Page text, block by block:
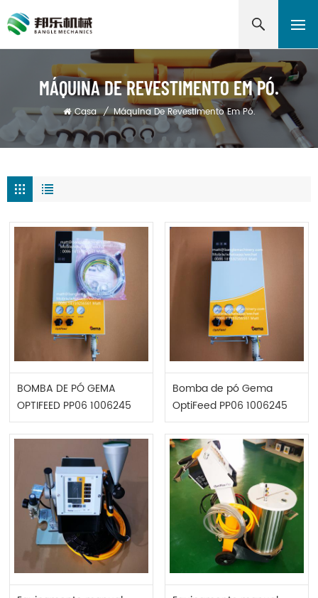
MÁQUINA DE REVESTIMENTO EM PÓ.
Casa / Máquina De Revestimento Em Pó.
BOMBA DE PÓ GEMA
OPTIFEED PP06 1006245
Bomba de pó Gema
OptiFeed PP06 1006245